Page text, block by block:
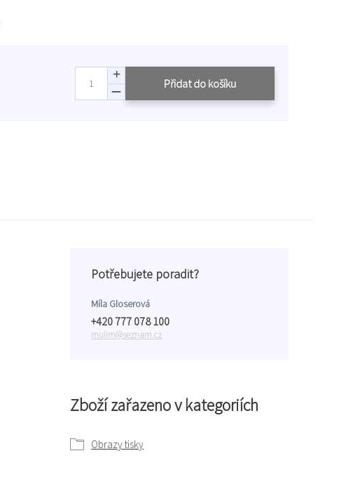
Přidat do košíku
Zboží zařazeno v kategoriích
Obrazy tisky
Potřebujete poradit?
Míla Gloserová
+420 777 078 100
mulim@seznam.cz